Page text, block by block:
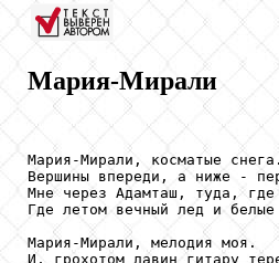
Мария-Мирали
Мария-Мирали,
Вершины впереди, а
Мне через Адамташ, туда,
Где летом вечный лед и
Мария-Мирали, мелодия моя.
И, грохотом лавин гитару